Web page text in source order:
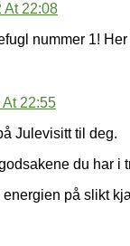
At 22:08
nummer 1!
22:55
Julevisitt til deg.
du har i
energien på slikt